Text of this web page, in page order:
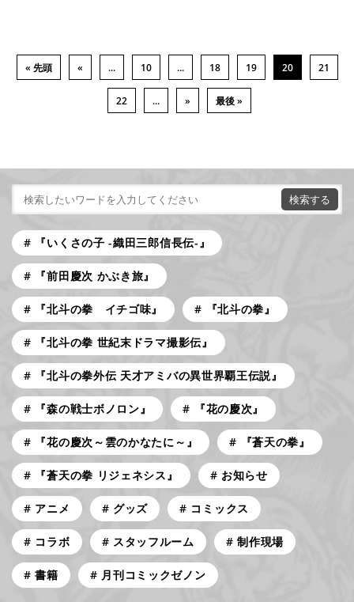
« 先頭 « ... 10 ... 18 19 20 21
22 ... » 最後 »
『いくさの子 -織田三郎信長伝-』
『前田慶次 かぶき旅』
『北斗の拳 イチゴ味』 『北斗の拳』
『北斗の拳 世紀末ドラマ撮影伝』
『北斗の拳外伝 天才アミバの異世界覇王伝説』
『森の戦士ボノロン』 『花の慶次』
『花の慶次～雲のかなたに～』 『蒼天の拳』
『蒼天の拳 リジェネシス』 お知らせ
アニメ グッズ コミックス
コラボ スタッフルーム 制作現場
書籍 月刊コミックゼノン